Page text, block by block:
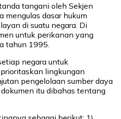
tangani oleh Sekjen
mengulas dasar hukum
di suatu negara. Di
untuk perikanan yang
tahun 1995.
negara untuk
lingkungan
pengelolaan sumber daya
itu dibahas tentang